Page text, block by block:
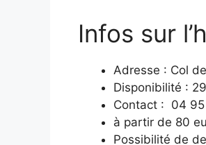
Infos sur
Adresse : Col
Disponibilité :
Contact : 04 95
à partir de 80
Possibilité de